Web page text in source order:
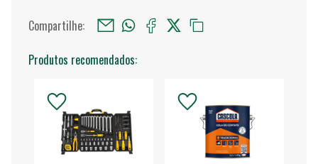
Compartilhe:
Produtos recomendados: